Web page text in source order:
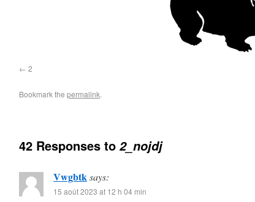
2
Bookmark the permalink.
42 Responses to 2_nojdj
Vwgbtksays:
15 août 2023 at 12 h 04 min